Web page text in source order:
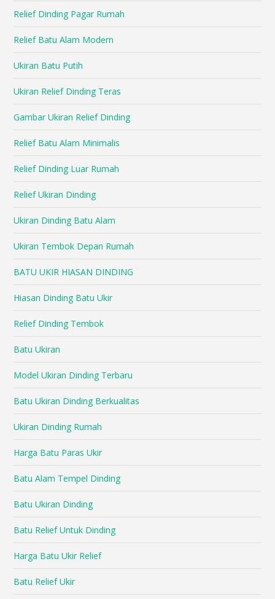
Relief Dinding Pagar Rumah
Relief Batu Alam Modern
Ukiran Batu Putih
Ukiran Relief Dinding Teras
Gambar Ukiran Relief Dinding
Relief Batu Alam Minimalis
Relief Dinding Luar Rumah
Relief Ukiran Dinding
Ukiran Dinding Batu Alam
Ukiran Tembok Depan Rumah
BATU UKIR HIASAN DINDING
Hiasan Dinding Batu Ukir
Relief Dinding Tembok
Batu Ukiran
Model Ukiran Dinding Terbaru
Batu Ukiran Dinding Berkualitas
Ukiran Dinding Rumah
Harga Batu Paras Ukir
Batu Alam Tempel Dinding
Batu Ukiran Dinding
Batu Relief Untuk Dinding
Harga Batu Ukir Relief
Batu Relief Ukir